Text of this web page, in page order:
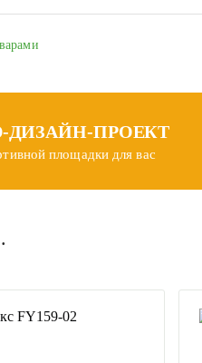
ДИЗАЙН-ПРОЕКТ
площадки для вас